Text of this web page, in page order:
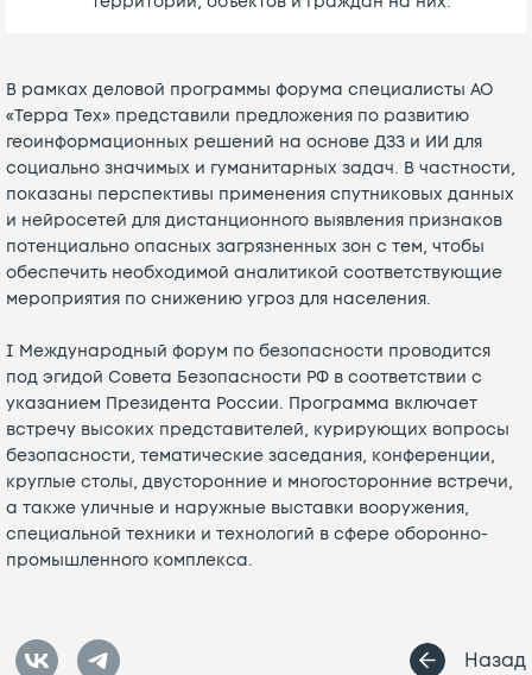
В рамках деловой программы форума специалисты АО
«Терра Тех» представили предложения по развитию
геоинформационных решений на основе ДЗЗ и ИИ для
социально значимых и гуманитарных задач. В частности,
показаны перспективы применения спутниковых данных
и нейросетей для дистанционного выявления признаков
потенциально опасных загрязненных зон с тем, чтобы
обеспечить необходимой аналитикой соответствующие
мероприятия по снижению угроз для населения.
I Международный форум по безопасности проводится
под эгидой Совета Безопасности РФ в соответствии с
указанием Президента России. Программа включает
встречу высоких представителей, курирующих вопросы
безопасности, тематические заседания, конференции,
круглые столы, двусторонние и многосторонние встречи,
а также уличные и наружные выставки вооружения,
специальной техники и технологий в сфере оборонно-
промышленного комплекса.
Назад